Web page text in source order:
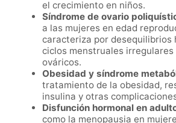
el crecimiento en niños.
Síndrome de ovario
a las mujeres en edad
caracteriza por desequilibrios
ciclos menstruales irregulares
ováricos.
Obesidad y síndrome
tratamiento de la obesidad,
insulina y otras
Disfunción hormonal en
como la menopausia en